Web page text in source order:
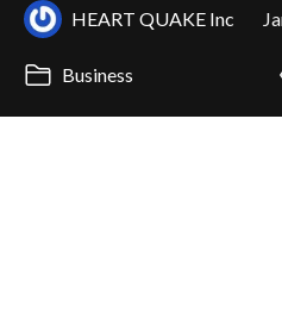
HEART QUAKE Inc
Business